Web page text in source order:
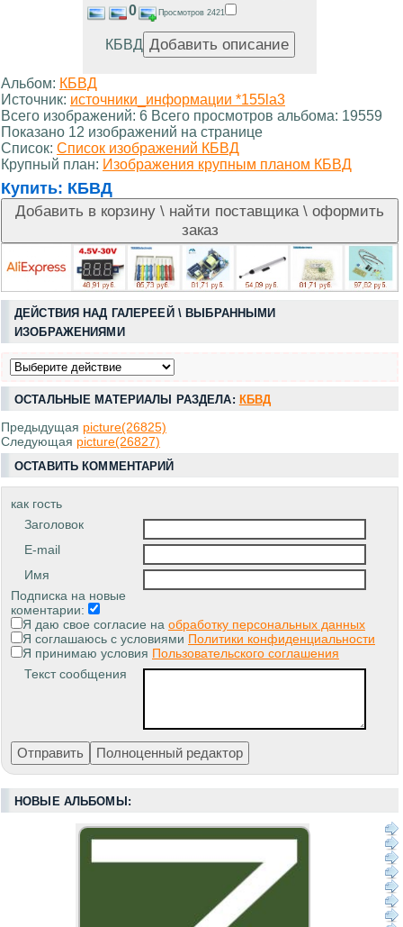
0 Просмотров 2421
КБВД
Альбом: КБВД
Источник: источники_информации *155la3
Всего изображений: 6 Всего просмотров альбома: 19559
Показано 12 изображений на странице
Список: Список изображений КБВД
Крупный план: Изображения крупным планом КБВД
Купить: КБВД
ДЕЙСТВИЯ НАД ГАЛЕРЕЕЙ \ ВЫБРАННЫМИ
ИЗОБРАЖЕНИЯМИ
ОСТАЛЬНЫЕ МАТЕРИАЛЫ РАЗДЕЛА: КБВД
Предыдущая picture(26825)
Следующая picture(26827)
ОСТАВИТЬ КОММЕНТАРИЙ
как гость
Заголовок
E-mail
Имя
Подписка на новые
коментарии:
Я даю свое согласие на обработку персональных данных
Я соглашаюсь с условиями Политики конфиденциальности
Я принимаю условия Пользовательского соглашения
Текст сообщения
НОВЫЕ АЛЬБОМЫ: